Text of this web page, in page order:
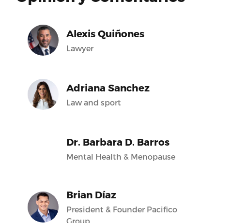
Alexis Quiñones
Lawyer
Adriana Sanchez
Law and sport
Dr. Barbara D. Barros
Mental Health & Menopause
Brian Díaz
President & Founder Pacifico
Group